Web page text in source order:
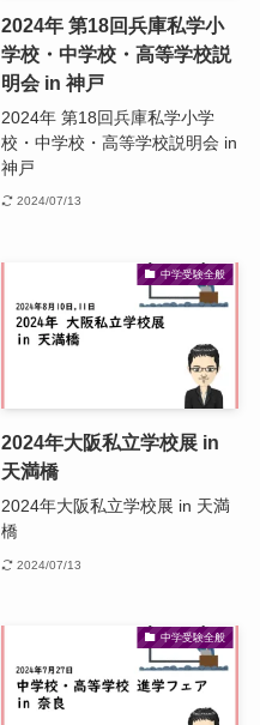
2024年 第18回兵庫私学小
学校・中学校・高等学校説
明会 in 神戸
2024年 第18回兵庫私学小学
校・中学校・高等学校説明会 in
神戸
2024/07/13
中学受験全般
2024年大阪私立学校展 in
天満橋
2024年大阪私立学校展 in 天満
橋
2024/07/13
中学受験全般